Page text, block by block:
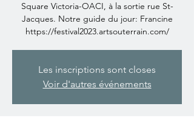
Square Victoria-OACI, à la sortie rue St-
Jacques. Notre guide du jour: Francine
https://festival2023.artsouterrain.com/
Les inscriptions sont closes
Voir d'autres événements